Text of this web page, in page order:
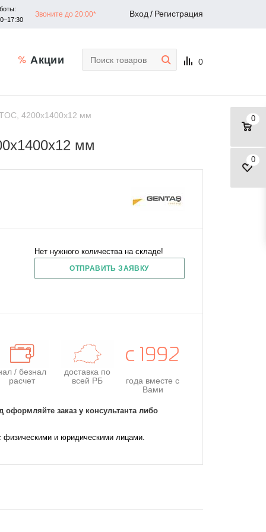
Звоните до 20:00* Вход / Регистрация
Акции 0
0
0
4200x1400x12 мм
мм
Нет нужного количества на складе!
ОТПРАВИТЬ ЗАЯВКУ
/ безнал
расчет
доставка по
всей РБ
года вместе с
Вами
оформляйте заказ у консультанта либо
и юридическими лицами.